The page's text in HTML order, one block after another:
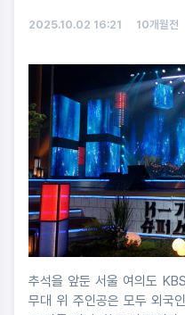
2025.10.02 16:21 10개월전
추석을 앞둔 서울 여의도
무대 위 주인공은 모두 외국